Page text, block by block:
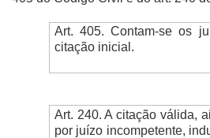
Art. 405. Contam-se os
citação inicial.
Art. 240. A citação válida,
por juízo incompetente,